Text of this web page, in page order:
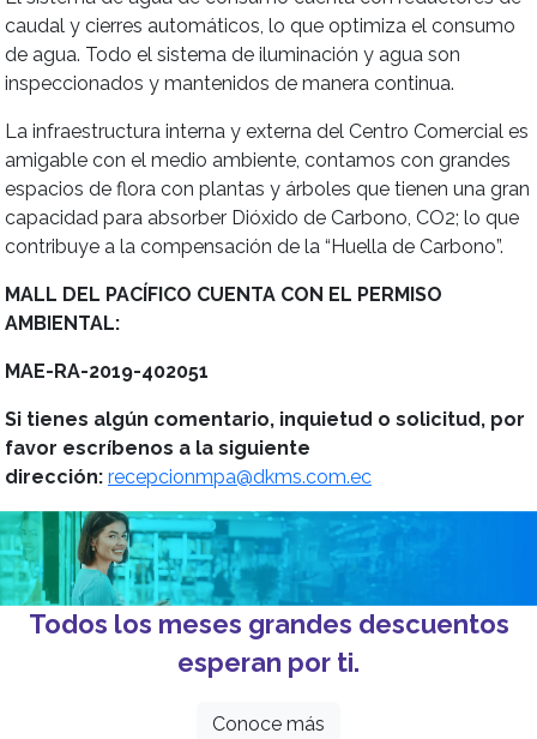
caudal y cierres automáticos, lo que optimiza el consumo
de agua. Todo el sistema de iluminación y agua son
inspeccionados y mantenidos de manera continua.
La infraestructura interna y externa del Centro Comercial es
amigable con el medio ambiente, contamos con grandes
espacios de flora con plantas y árboles que tienen una gran
capacidad para absorber Dióxido de Carbono, CO2; lo que
contribuye a la compensación de la “Huella de Carbono”.
MALL DEL PACÍFICO CUENTA CON EL PERMISO
AMBIENTAL:
MAE-RA-2019-402051
Si tienes algún comentario, inquietud o solicitud, por
favor escríbenos a la siguiente
dirección­: recepcionmpa@dkms.com.ec
Todos los meses grandes descuentos
esperan por ti.
Conoce más